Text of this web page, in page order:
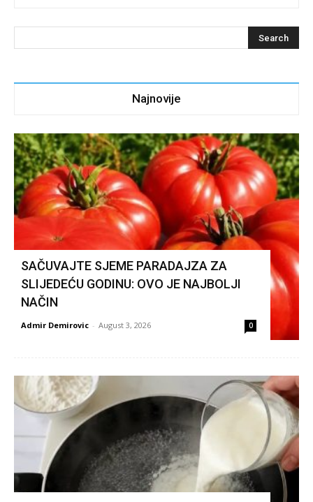
Najnovije
SAČUVAJTE SJEME PARADAJZA ZA
SLIJEDEĆU GODINU: OVO JE NAJBOLJI
NAČIN
Admir Demirovic - August 3, 2026 0